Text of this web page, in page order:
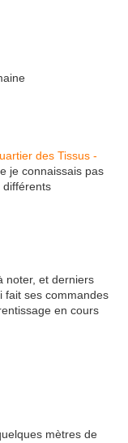
des Tissus -
je connaissais pas
différents
noter, et derniers
fait ses commandes
en cours
mètres de